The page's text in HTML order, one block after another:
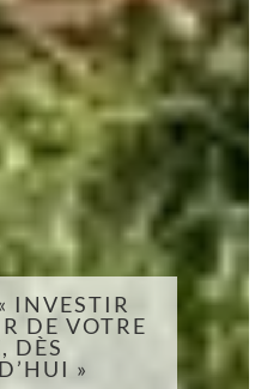
INVESTIR
DE VOTRE
DÈS
»